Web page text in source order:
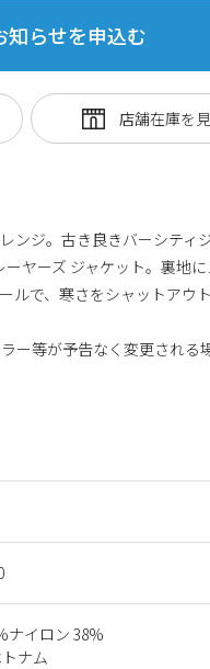
ナイロン 38%
ナム
知らせを申込む
ンジ。古き良きバーシティ
ヤーズ ジャケット。裏地
ルで、寒さをシャットアウト
ー等が予告なく変更される